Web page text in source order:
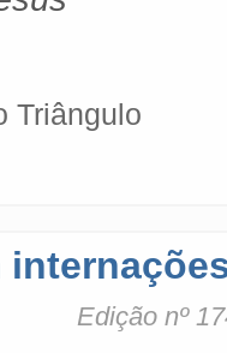
Triângulo
Edição nº